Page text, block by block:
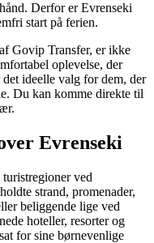
Derfor er Evrenseki
start på ferien.
Govip Transfer, er ikke
oplevelse, der
ideelle valg for dem, der
Du kan komme direkte til
Evrenseki
turistregioner ved
strand, promenader,
beliggende lige ved
hoteller, resorter og
for sine børnevenlige